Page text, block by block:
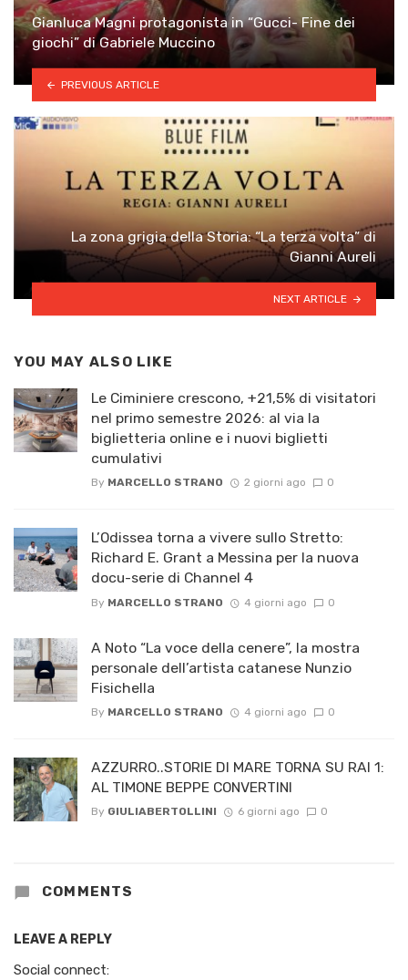
Gianluca Magni protagonista in “Gucci- Fine dei
giochi” di Gabriele Muccino
PREVIOUS ARTICLE
La zona grigia della Storia: “La terza volta” di
Gianni Aureli
NEXT ARTICLE
YOU MAY ALSO LIKE
Le Ciminiere crescono, +21,5% di visitatori
nel primo semestre 2026: al via la
biglietteria online e i nuovi biglietti
cumulativi
By MARCELLO STRANO 2 giorni ago 0
L’Odissea torna a vivere sullo Stretto:
Richard E. Grant a Messina per la nuova
docu-serie di Channel 4
By MARCELLO STRANO 4 giorni ago 0
A Noto “La voce della cenere”, la mostra
personale dell’artista catanese Nunzio
Fisichella
By MARCELLO STRANO 4 giorni ago 0
AZZURRO..STORIE DI MARE TORNA SU RAI 1:
AL TIMONE BEPPE CONVERTINI
By GIULIABERTOLLINI 6 giorni ago 0
COMMENTS
LEAVE A REPLY
Social connect: